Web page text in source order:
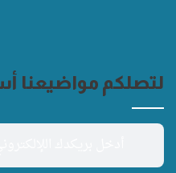
لتصلكم مواضيعنا